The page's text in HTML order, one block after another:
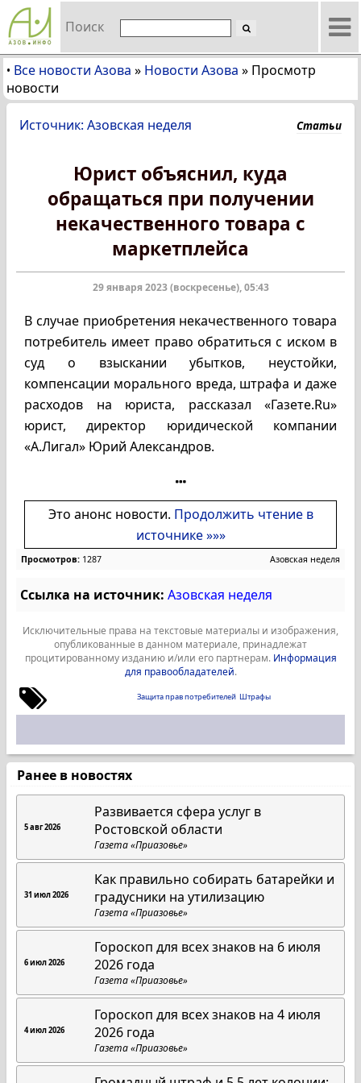
Поиск
• Все новости Азова » Новости Азова » Просмотр
новости
Источник: Азовская неделя Статьи
Юрист объяснил, куда
обращаться при получении
некачественного товара с
маркетплейса
29 января 2023 (воскресенье), 05:43
В случае приобретения некачественного товара
потребитель имеет право обратиться с иском в
суд о взыскании убытков, неустойки,
компенсации морального вреда, штрафа и даже
расходов на юриста, рассказал «Газете.Ru»
юрист, директор юридической компании
«А.Лигал» Юрий Александров.
Это анонс новости. Продолжить чтение в
источнике »»»
Просмотров: 1287 Азовская неделя
Ссылка на источник: Азовская неделя
Исключительные права на текстовые материалы и изображения,
опубликованные в данном материале, принадлежат
процитированному изданию и/или его партнерам. Информация
для правообладателей.
Защита прав потребителей Штрафы
Ранее в новостях
5 авг 2026
Развивается сфера услуг в
Ростовской области
Газета «Приазовье»
31 июл 2026
Как правильно собирать батарейки и
градусники на утилизацию
Газета «Приазовье»
6 июл 2026
Гороскоп для всех знаков на 6 июля
2026 года
Газета «Приазовье»
4 июл 2026
Гороскоп для всех знаков на 4 июля
2026 года
Газета «Приазовье»